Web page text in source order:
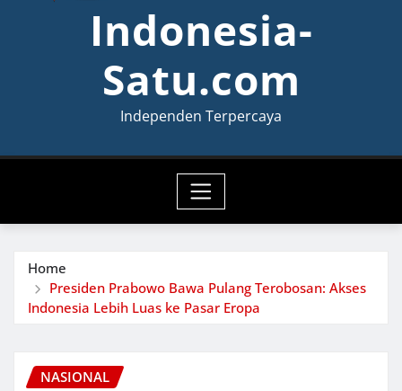
Indonesia-
Satu.com
Independen Terpercaya
Home
Presiden Prabowo Bawa Pulang Terobosan: Akses
Indonesia Lebih Luas ke Pasar Eropa
NASIONAL